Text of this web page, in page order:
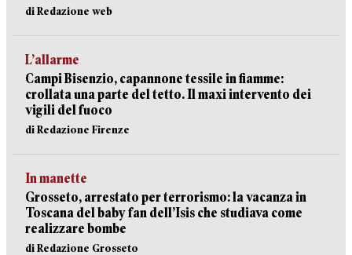
di Redazione web
L’allarme
Campi Bisenzio, capannone tessile in fiamme:
crollata una parte del tetto. Il maxi intervento dei
vigili del fuoco
di Redazione Firenze
In manette
Grosseto, arrestato per terrorismo: la vacanza in
Toscana del baby fan dell’Isis che studiava come
realizzare bombe
di Redazione Grosseto